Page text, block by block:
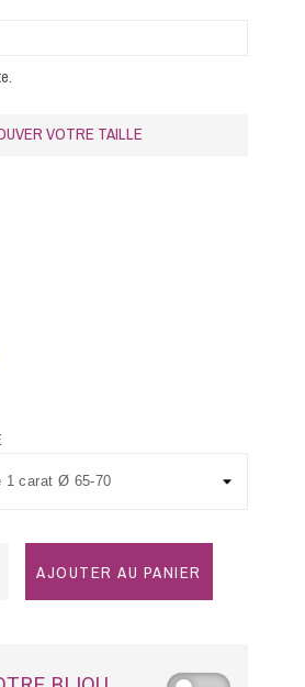
VOTRE TAILLE
AJOUTER AU PANIER